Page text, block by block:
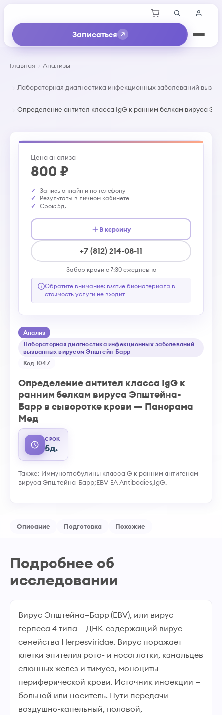
Записаться
Главная Анализы
Лабораторная диагностика инфекционных заболеваний
Определение антител класса IgG к ранним белкам вируса
Анализ
Лабораторная диагностика инфекционных заболеваний
вызванных вирусом Эпштейн-Барр
Код 1047
Определение антител класса IgG к
ранним белкам вируса Эпштейна-
Барр в сыворотке крови — Панорама
Мед
СРОК
5д.
Также: Иммуноглобулины класса G к ранним антигенам
вируса Эпштейна-Барр;EBV-EA Antibodies,IgG.
Цена анализа
800 ₽
Запись онлайн и по телефону
Результаты в личном кабинете
Срок: 5д.
В корзину
+7 (812) 214-08-11
Забор крови с 7:30 ежедневно
Обратите внимание: взятие биоматериала в
стоимость услуги не входит
Описание Подготовка Похожие
Подробнее об
исследовании
Вирус Эпштейна–Барр (EBV), или вирус
герпеса 4 типа – ДНК-содержащий вирус
семейства Herpesviridae. Вирус поражает
клетки эпителия рото- и носоглотки, канальцев
слюнных желез и тимуса, моноциты
периферической крови. Источник инфекции —
больной или носитель. Пути передачи —
воздушно-капельный, половой,